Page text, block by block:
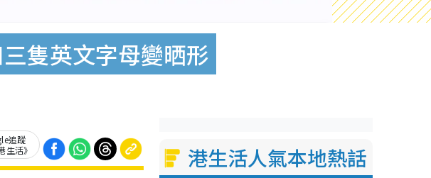
隻英文字母變晒形
追蹤
生活》
港生活人氣本地熱話